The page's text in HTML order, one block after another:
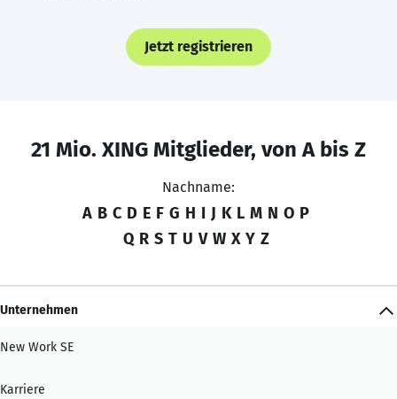
Jetzt registrieren
21 Mio. XING Mitglieder, von A bis Z
Nachname:
A B C D E F G H I J K L M N O P
Q R S T U V W X Y Z
Unternehmen
New Work SE
Karriere